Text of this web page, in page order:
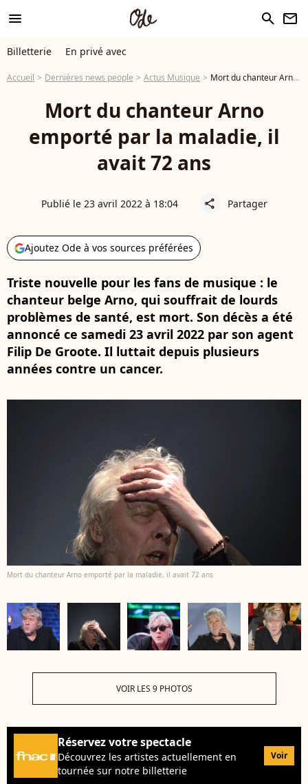
menu search newsletter
Billetterie En privé avec
Accueil Dernières news people Actus Musique Mort du chanteur Arno emporté par la maladie, il avait 72 ans
Mort du chanteur Arno
emporté par la maladie, il
avait 72 ans
Publié le 23 avril 2022 à 18:04 share Partager
Ajoutez Ode à vos sources préférées
Triste nouvelle pour les fans de musique : le
chanteur belge Arno, qui souffrait de lourds
problèmes de santé, est mort. Son décès a été
annoncé ce samedi 23 avril 2022 par son agent
Filip De Groote. Il luttait depuis plusieurs
années contre un cancer.
Mort du chanteur Arno emporté par la maladie, il avait 72 ans
VOIR LES 9 PHOTOS
Réservez votre spectacle
Découvrez les artistes actuellement en
tournée sur notre billetterie
Voir